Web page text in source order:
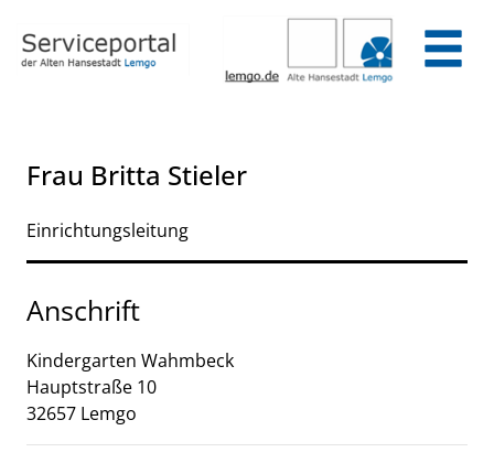
Frau Britta Stieler
Einrichtungsleitung
Anschrift
Kindergarten Wahmbeck
Hauptstraße 10
32657 Lemgo